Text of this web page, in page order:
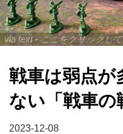
戦車は弱点が
ない「戦車の
2023-12-08